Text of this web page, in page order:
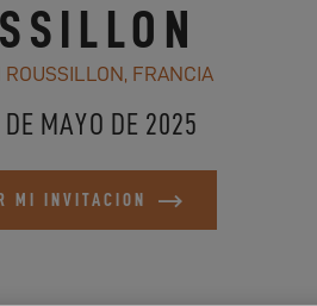
ROUSSILLON, FRANCIA
DE MAYO DE 2025
MI INVITACION